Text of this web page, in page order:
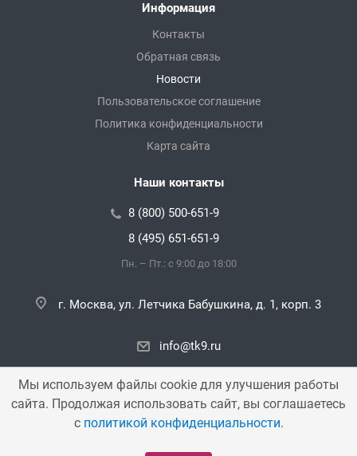
Информация
Контакты
Обратная связь
Новости
Пользовательское соглашение
Политика конфиденциальности
Карта сайта
Наши контакты
8 (800) 500-651-9
8 (495) 651-651-9
Пн. – Пт.: с 9:00 до 18:00
г. Москва, ул. Летчика Бабушкина, д. 1, корп. 3
info@tk9.ru
Copyright © 2000 — 2026 «TK9». Все права защищены.
Мы используем файлы cookie для улучшения работы
сайта. Продолжая использовать сайт, вы соглашаетесь
с политикой конфиденциальности.